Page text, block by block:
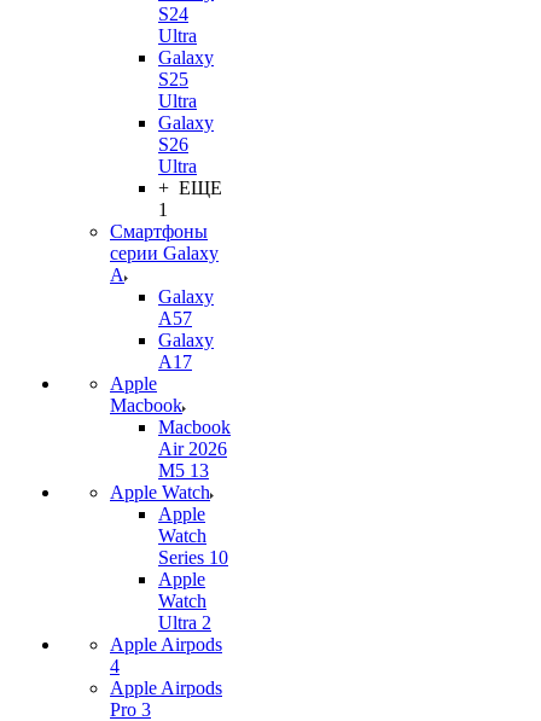
S24
Ultra
Galaxy
S25
Ultra
Galaxy
S26
Ultra
+ ЕЩЕ
1
Смартфоны
серии Galaxy
A
Galaxy
A57
Galaxy
A17
Apple
Macbook
Macbook
Air 2026
M5 13
Apple Watch
Apple
Watch
Series 10
Apple
Watch
Ultra 2
Apple Airpods
4
Apple Airpods
Pro 3